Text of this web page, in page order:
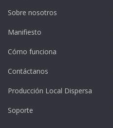
Sobre nosotros
Manifiesto
Cómo funciona
Contáctanos
Producción Local Dispersa
Soporte